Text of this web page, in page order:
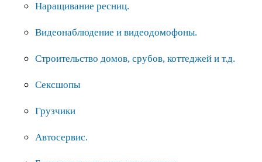
Наращивание ресниц.
Видеонаблюдение и видеодомофоны.
Строительство домов, срубов, коттеджей и т.д.
Сексшопы
Грузчики
Автосервис.